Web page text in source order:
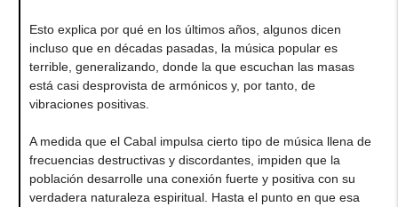
Esto explica por qué en los últimos años, algunos dicen
incluso que en décadas pasadas, la música popular es
terrible, generalizando, donde la que escuchan las masas
está casi desprovista de armónicos y, por tanto, de
vibraciones positivas.
A medida que el Cabal impulsa cierto tipo de música llena de
frecuencias destructivas y discordantes, impiden que la
población desarrolle una conexión fuerte y positiva con su
verdadera naturaleza espiritual. Hasta el punto en que esa